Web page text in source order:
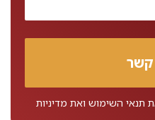
תנאי השימוש ואת מדיניות